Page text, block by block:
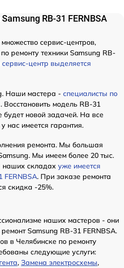
RB-31 FERNBSA
сервис-центров,
ремонту техники Samsung RB-
центр выделяется
Наши мастера - специалисты по
. Восстановить модель RB-31
будет новой задачей. На все
нас имеется гарантия.
ремонта. Мы большая
Мы имеем более 20 тыс.
наших складах уже имеется
FERNBSA. При заказе ремонта
скидка -25%.
наших мастеров - они
Samsung RB-31 FERNBSA.
в Челябинске по ремонту
следующие услуги:
, Замена электросхемы,